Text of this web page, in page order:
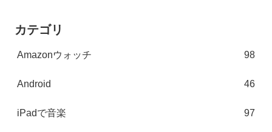
カテゴリ
Amazonウォッチ 98
Android 46
iPadで音楽 97